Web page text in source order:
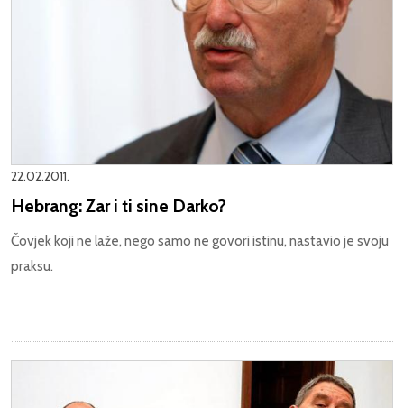
22.02.2011.
Hebrang: Zar i ti sine Darko?
Čovjek koji ne laže, nego samo ne govori istinu, nastavio je svoju
praksu.